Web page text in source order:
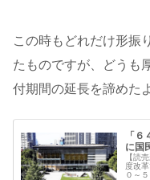
この時もどれだけ形振
たものですが、どうも
付期間の延長を諦めた
「
に国
【読
度改
０～